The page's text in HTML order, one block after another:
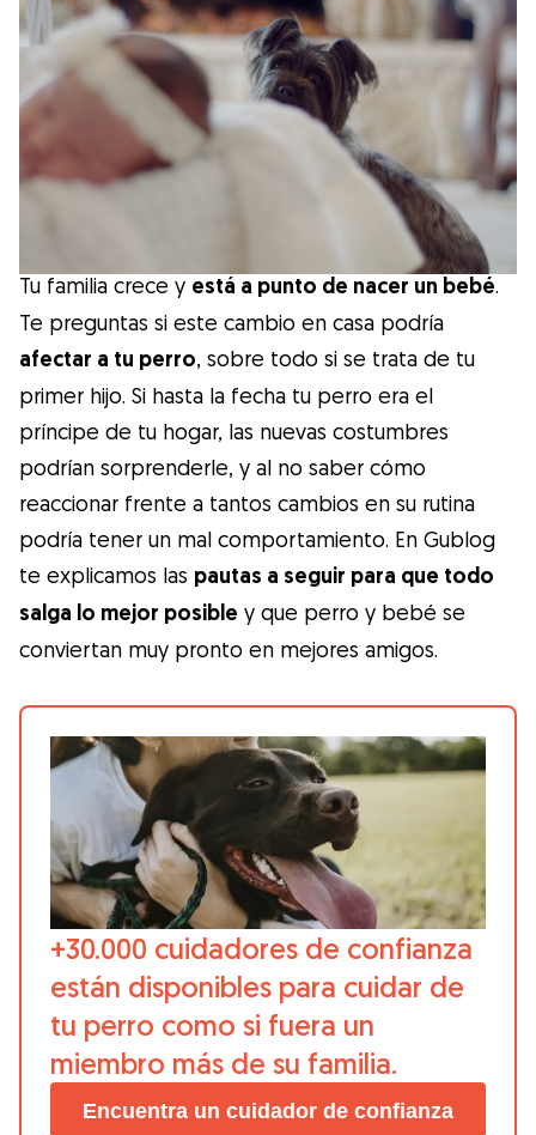
Salud
Accesorios
Educación Canina
Razas
Buscar cuidadores
¿Qué es Gudog?
Gudog es la forma más fácil de encontrar y
reservar con el cuidador de perros
perfecto. ¡Miles de cuidadores están
disponibles para cuidar de tu perro como si
y cancelación gratuíta
Descubre Gudog
Tu familia crece y está a punto de nacer un bebé.
Te preguntas si este cambio en casa podría
afectar a tu perro, sobre todo si se trata de tu
primer hijo. Si hasta la fecha tu perro era el
príncipe de tu hogar, las nuevas costumbres
podrían sorprenderle, y al no saber cómo
reaccionar frente a tantos cambios en su rutina
podría tener un mal comportamiento. En Gublog
te explicamos las pautas a seguir para que todo
salga lo mejor posible y que perro y bebé se
conviertan muy pronto en mejores amigos.
+30.000 cuidadores de confianza
están disponibles para cuidar de
tu perro como si fuera un
miembro más de su familia.
Encuentra un cuidador de confianza